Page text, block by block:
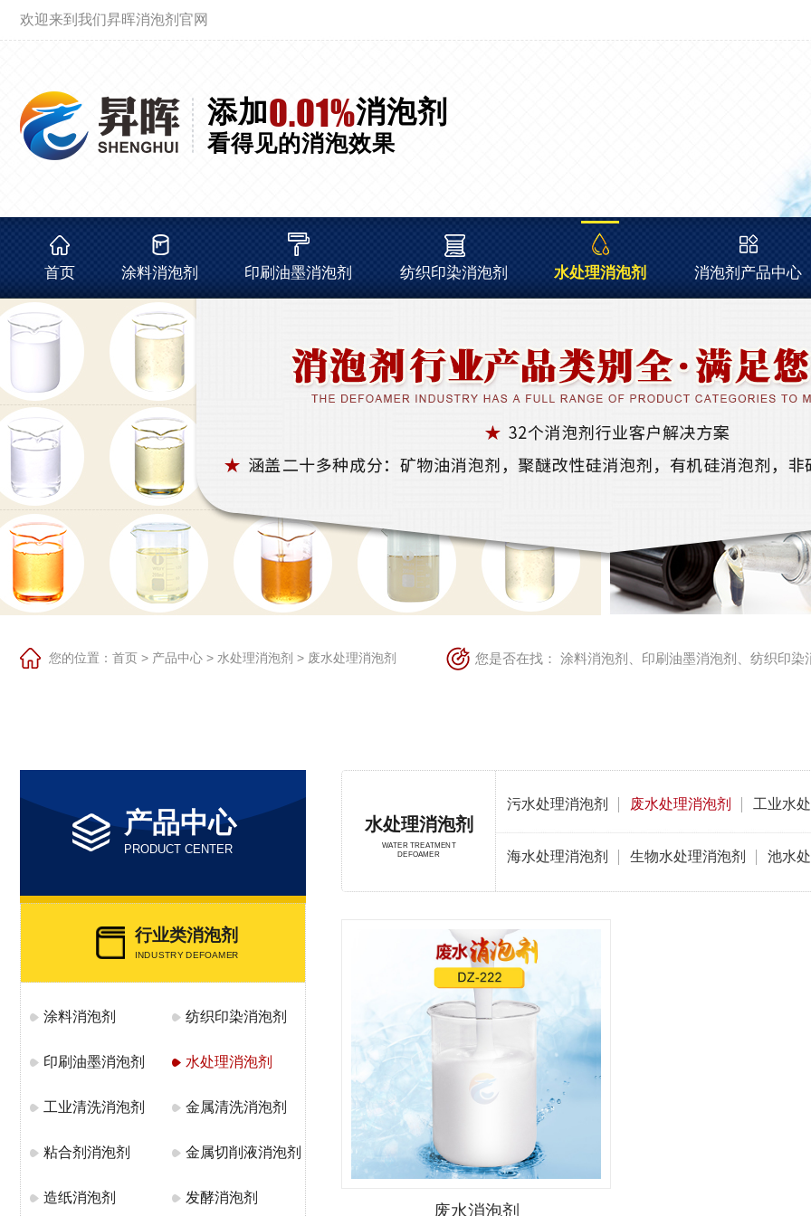
欢迎来到我们昇晖消泡剂官网
添加0.01%消泡剂
看得见的消泡效果
首页 涂料消泡剂 印刷油墨消泡剂 纺织印染消泡剂 水处理消泡剂 消泡剂产品中心
您的位置： 首页 > 产品中心 > 水处理消泡剂 > 废水处理消泡剂 您是否在找： 涂料消泡剂 印刷油墨消泡剂 纺织印染
产品中心
PRODUCT CENTER
行业类消泡剂
INDUSTRY DEFOAMER
涂料消泡剂 纺织印染消泡剂
印刷油墨消泡剂 水处理消泡剂
工业清洗消泡剂 金属清洗消泡剂
粘合剂消泡剂 金属切削液消泡剂
造纸消泡剂 发酵消泡剂
水处理消泡剂
WATER TREATMENT
DEFOAMER
污水处理消泡剂 废水处理消泡剂 工业水
海水处理消泡剂 生物水处理消泡剂 池水
废水消泡剂